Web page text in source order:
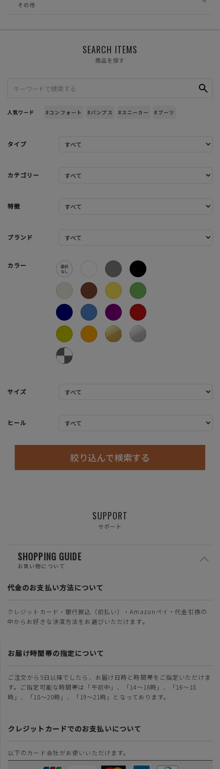
その他
SEARCH ITEMS
商品を探す
人気ワード #コンフォート #パンプス #スニーカー #ブーツ
タイプ
カテゴリー
特徴
ブランド
カラー
サイズ
ヒール
絞り込んで検索する
SUPPORT
サポート
SHOPPING GUIDE
お買い物について
代金のお支払い方法について
クレジットカード・銀行振込（前払い）・Amazonペイ・代金引換の
中からお好きな決済方法をお選びいただけます。
お届け時間帯の指定について
ご注文から5日以降でしたら、お届け日時と時間帯をご指定いただけま
す。ご指定可能な時間帯は「午前中」、「14～16時」、「16～18
時」、「18～20時」、「19～21時」となっております。
クレジットカードでのお支払いについて
以下のカード会社がお使いいただけます。